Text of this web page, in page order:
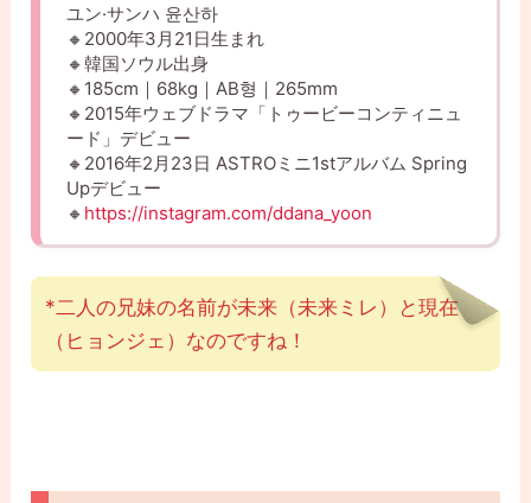
ユン·サンハ 윤산하
🔸2000年3月21日生まれ
🔸韓国ソウル出身
🔸185cm｜68kg｜AB형｜265mm
🔸2015年ウェブドラマ「トゥービーコンティニュ
ード」デビュー
🔸2016年2月23日 ASTROミニ1stアルバム Spring
Upデビュー
🔸 https://instagram.com/ddana_yoon
*二人の兄妹の名前が未来（未来ミレ）と現在
（ヒョンジェ）なのですね！